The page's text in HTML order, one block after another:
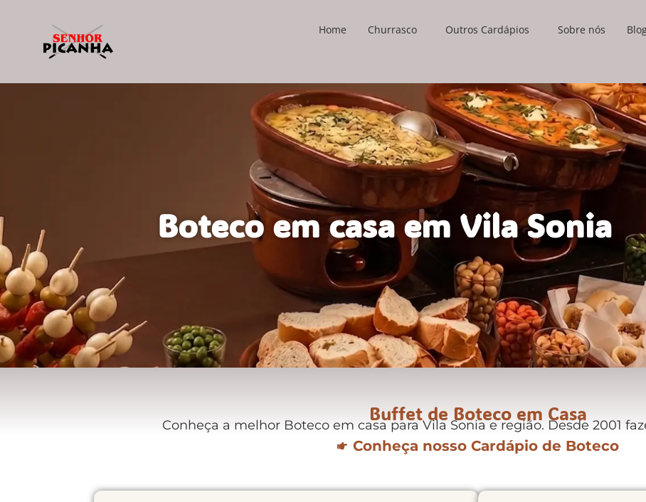
Home Churrasco Outros Cardápios Sobre nós
Boteco em casa em Vila Sonia
Buffet de Boteco em Casa
Conheça a melhor Boteco em casa para Vila Sonia e região. Desde 2001
Conheça nosso Cardápio de Boteco